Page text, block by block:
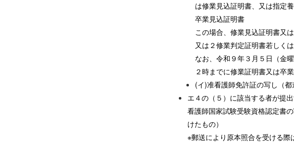
は修業見込証明書、又は指定
卒業見込証明書
この場合、修業見込証明書又
又は２修業判定証明書若しく
なお、令和９年３月５日（金
２時までに修業証明書又は卒
(イ)准看護師免許証の写し（
エ４の（５）に該当する者が提
看護師国家試験受験資格認定書
けたもの）
※郵送により原本照合を受ける